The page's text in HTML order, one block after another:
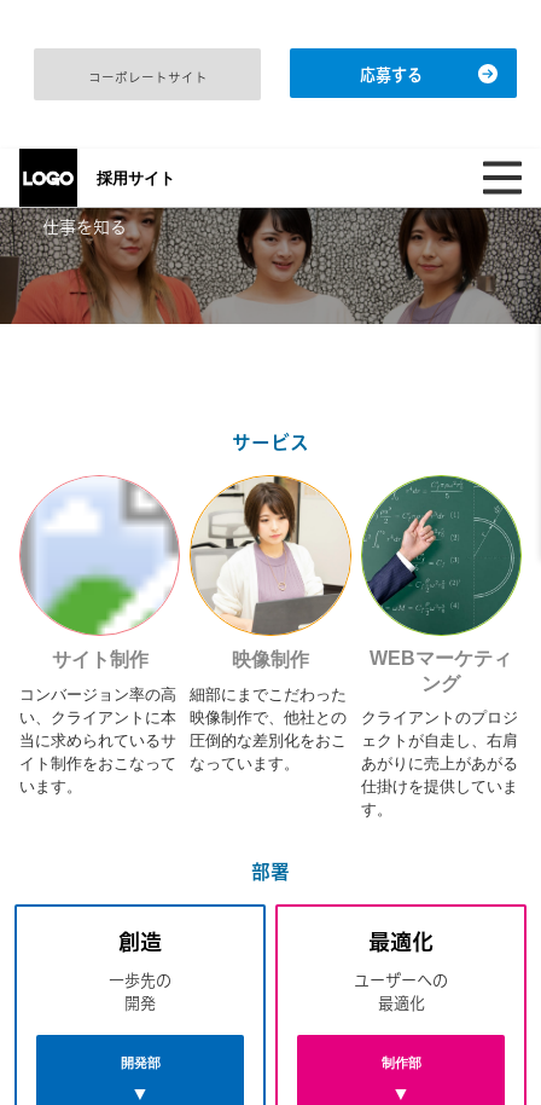
コーポレートサイト 応募する
採用サイト
仕事を知る
サービス
サイト制作
コンバージョン率の高
い、クライアントに本
当に求められているサ
イト制作をおこなって
います。
映像制作
細部にまでこだわった
映像制作で、他社との
圧倒的な差別化をおこ
なっています。
WEBマーケティ
ング
クライアントのプロジ
ェクトが自走し、右肩
あがりに売上があがる
仕掛けを提供していま
す。
部署
創造
一歩先の
開発
開発部
▼
最適化
ユーザーへの
最適化
制作部
▼